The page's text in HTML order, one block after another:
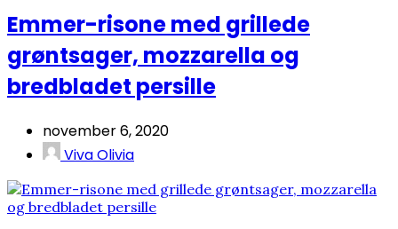
Emmer-risone med grillede
grøntsager, mozzarella og
bredbladet persille
november 6, 2020
Viva Olivia